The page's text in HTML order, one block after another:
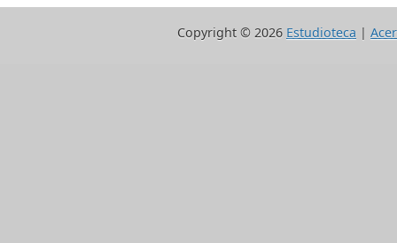
Copyright © 2026 Estudioteca |